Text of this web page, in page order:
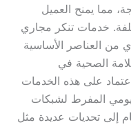
مما يمنح العميل
خدمات تنكر مجاري
من العناصر الأساسية
الصحية في
على هذه الخدمات
المفرط لشبكات
إلى تحديات عديدة مثل